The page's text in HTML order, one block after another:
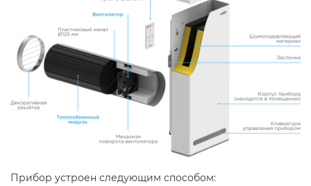
Прибор устроен следующим способом: